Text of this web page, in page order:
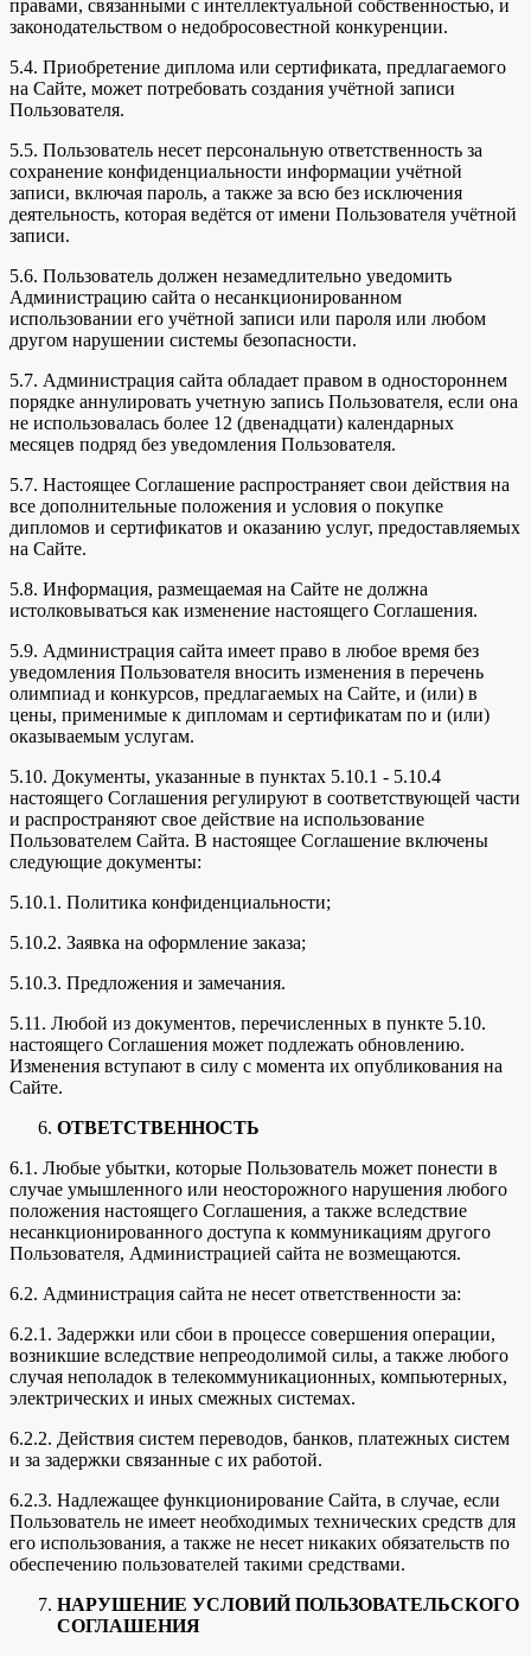
правами, связанными с интеллектуальной собственностью, и
законодательством о недобросовестной конкуренции.
5.4. Приобретение диплома или сертификата, предлагаемого
на Сайте, может потребовать создания учётной записи
Пользователя.
5.5. Пользователь несет персональную ответственность за
сохранение конфиденциальности информации учётной
записи, включая пароль, а также за всю без исключения
деятельность, которая ведётся от имени Пользователя учётной
записи.
5.6. Пользователь должен незамедлительно уведомить
Администрацию сайта о несанкционированном
использовании его учётной записи или пароля или любом
другом нарушении системы безопасности.
5.7. Администрация сайта обладает правом в одностороннем
порядке аннулировать учетную запись Пользователя, если она
не использовалась более 12 (двенадцати) календарных
месяцев подряд без уведомления Пользователя.
5.7. Настоящее Соглашение распространяет свои действия на
все дополнительные положения и условия о покупке
дипломов и сертификатов и оказанию услуг, предоставляемых
на Сайте.
5.8. Информация, размещаемая на Сайте не должна
истолковываться как изменение настоящего Соглашения.
5.9. Администрация сайта имеет право в любое время без
уведомления Пользователя вносить изменения в перечень
олимпиад и конкурсов, предлагаемых на Сайте, и (или) в
цены, применимые к дипломам и сертификатам по и (или)
оказываемым услугам.
5.10. Документы, указанные в пунктах 5.10.1 - 5.10.4
настоящего Соглашения регулируют в соответствующей части
и распространяют свое действие на использование
Пользователем Сайта. В настоящее Соглашение включены
следующие документы:
5.10.1. Политика конфиденциальности;
5.10.2. Заявка на оформление заказа;
5.10.3. Предложения и замечания.
5.11. Любой из документов, перечисленных в пункте 5.10.
настоящего Соглашения может подлежать обновлению.
Изменения вступают в силу с момента их опубликования на
Сайте.
ОТВЕТСТВЕННОСТЬ
6.1. Любые убытки, которые Пользователь может понести в
случае умышленного или неосторожного нарушения любого
положения настоящего Соглашения, а также вследствие
несанкционированного доступа к коммуникациям другого
Пользователя, Администрацией сайта не возмещаются.
6.2. Администрация сайта не несет ответственности за:
6.2.1. Задержки или сбои в процессе совершения операции,
возникшие вследствие непреодолимой силы, а также любого
случая неполадок в телекоммуникационных, компьютерных,
электрических и иных смежных системах.
6.2.2. Действия систем переводов, банков, платежных систем
и за задержки связанные с их работой.
6.2.3. Надлежащее функционирование Сайта, в случае, если
Пользователь не имеет необходимых технических средств для
его использования, а также не несет никаких обязательств по
обеспечению пользователей такими средствами.
НАРУШЕНИЕ УСЛОВИЙ ПОЛЬЗОВАТЕЛЬСКОГО
СОГЛАШЕНИЯ